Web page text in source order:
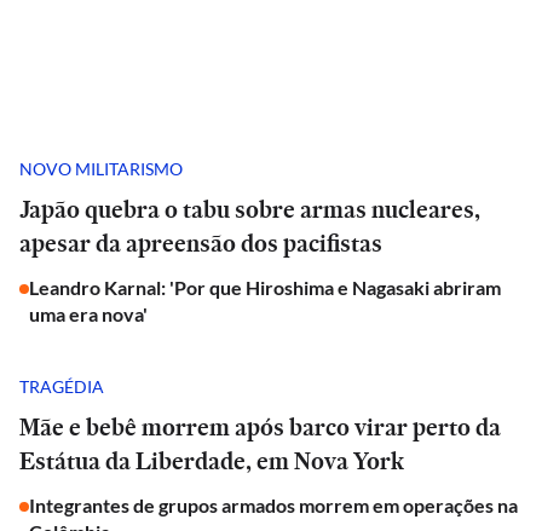
NOVO MILITARISMO
Japão quebra o tabu sobre armas nucleares,
apesar da apreensão dos pacifistas
Leandro Karnal: 'Por que Hiroshima e Nagasaki abriram
uma era nova'
TRAGÉDIA
Mãe e bebê morrem após barco virar perto da
Estátua da Liberdade, em Nova York
Integrantes de grupos armados morrem em operações na